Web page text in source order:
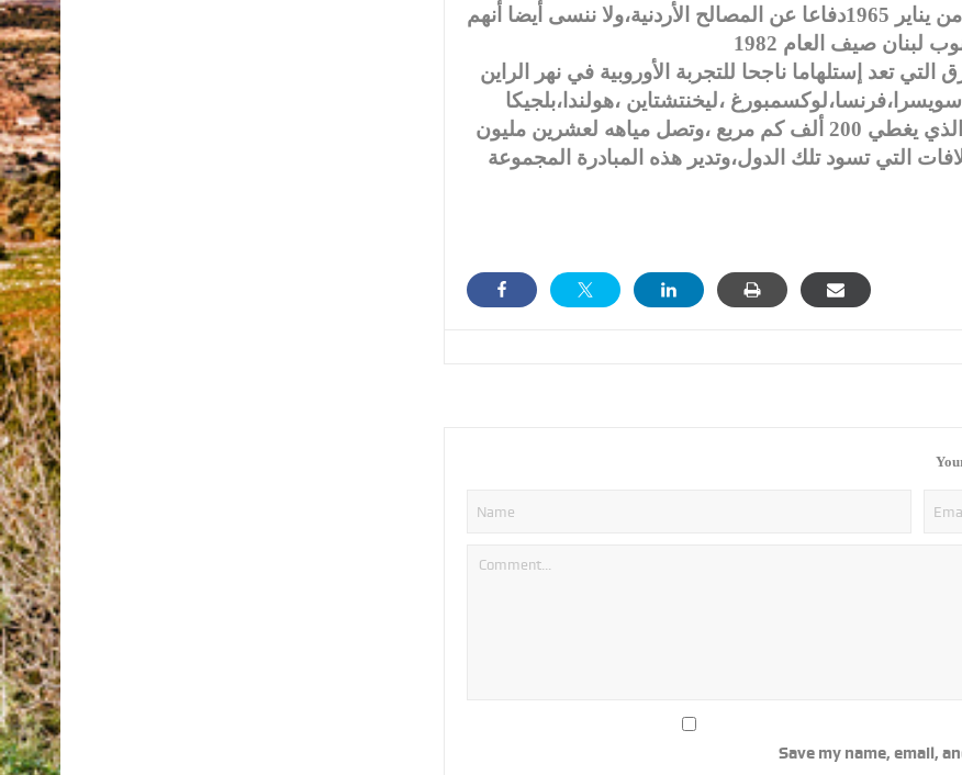
فدائية لها أسمتها “عملية نفق عيلبون “في الأول من يناير 1965دفاعا عن المصالح الأردنية،ولا ننسى أيضا أنهم
تعد إستلهاما ناجحا للتجربة الأوروبية في نهر الراين
،ليخنتشتاين ،هولندا،بلجيكا
وإيطاليا،لتامين الإستخدام المثل لمياه نهر الراين الذي يغطي 200 ألف كم مربع ،وتصل مياهه لعشرين مليون
التي تسود تلك الدول،وتدير هذه المبادرة المجموعة
Save my name, email,